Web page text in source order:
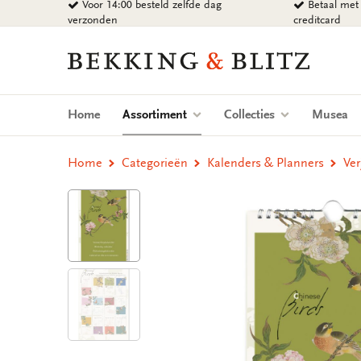
naar
Voor 14:00 besteld zelfde dag
verzonden
Betaal
creditcard
Bekking
Blitz
Uitgevers
Home Assortiment (current)Collecties Musea
Home Categorieën Kalenders & Planners